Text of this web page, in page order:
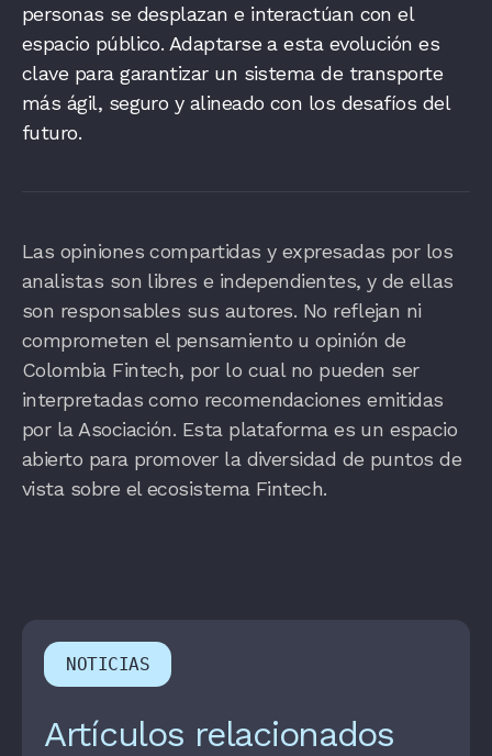
personas se desplazan e interactúan con el
espacio público. Adaptarse a esta evolución es
clave para garantizar un sistema de transporte
más ágil, seguro y alineado con los desafíos del
futuro.
Las opiniones compartidas y expresadas por los
analistas son libres e independientes, y de ellas
son responsables sus autores. No reflejan ni
comprometen el pensamiento u opinión de
Colombia Fintech, por lo cual no pueden ser
interpretadas como recomendaciones emitidas
por la Asociación. Esta plataforma es un espacio
abierto para promover la diversidad de puntos de
vista sobre el ecosistema Fintech.
NOTICIAS
Artículos relacionados